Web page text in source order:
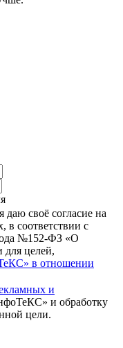
своё согласие на
в соответствии с
№152-ФЗ «О
для целей,
в отношении
и
и обработку
цели.